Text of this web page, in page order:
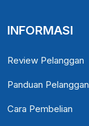
INFORMASI
Review Pelanggan
Panduan Pelanggan
Cara Pembelian